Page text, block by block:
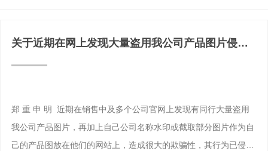
关于近期在网上发现大量盗用我公司产品图片侵权
行为的说明
郑 重 申 明 近期在销售中及多个公司官网上发现有同行大量盗用
我公司产品图片，再加上自己公司名称水印或截取部分图片作为自
己的产品图放在他们的网站上，造成很大的欺骗性，其行为已侵犯